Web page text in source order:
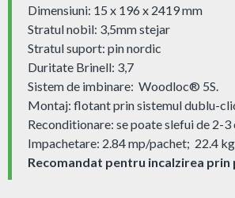
Dimensiuni: 15 x 196 x 2419 mm
Stratul nobil: 3,5mm stejar
Stratul suport: pin nordic
Duritate Brinell: 3,7
Sistem de imbinare: Woodloc® 5S.
Montaj: flotant prin sistemul dublu-
Reconditionare: se poate slefui de 2-3
Impachetare: 2.84 mp/pachet; 22.4 kg
Recomandat pentru incalzirea prin